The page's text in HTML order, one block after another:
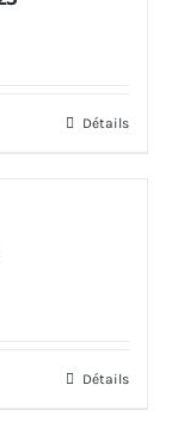
Détails
Détails